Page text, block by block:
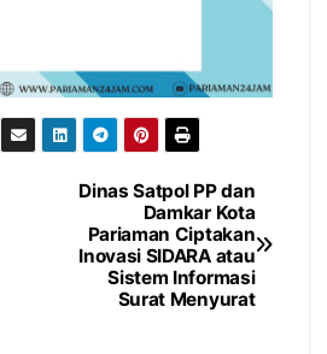
Dinas Satpol PP dan
Damkar Kota
Pariaman Ciptakan
Inovasi SIDARA atau
Sistem Informasi
Surat Menyurat